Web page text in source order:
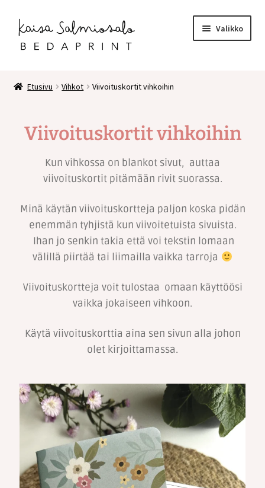
Valikko
Postikortit
2 osaiset kortit
Vihkot
Surunvalittelu
Kreppipaperit
Alekortit ja -vihkot
Tarrat
Ilmaiset värityskuvat
Info
Etusivu Vihkot Viivoituskortit vihkoihin
Viivoituskortit vihkoihin
Kun vihkossa on blankot sivut, auttaa
viivoituskortit pitämään rivit suorassa.
Minä käytän viivoituskortteja paljon koska pidän
enemmän tyhjistä kun viivoitetuista sivuista.
Ihan jo senkin takia että voi tekstin lomaan
välillä piirtää tai liimailla vaikka tarroja
Viivoituskortteja voit tulostaa omaan käyttöösi
vaikka jokaiseen vihkoon.
Käytä viivoituskorttia aina sen sivun alla johon
olet kirjoittamassa.